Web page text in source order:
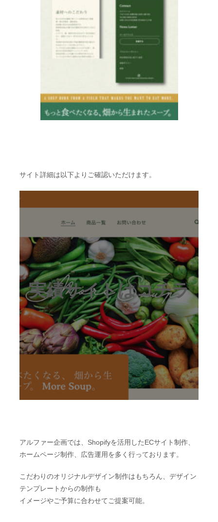
サイト詳細は以下よりご確認いただけます。
実績サイトはコチラ
アルファー企画では、Shopifyを活用したECサイト制作、
ホームページ制作、広告運用を多く行っております。
こだわりのオリジナルデザイン制作はもちろん、デザイン
テンプレートからの制作も
イメージやご予算に合わせてご提案可能。